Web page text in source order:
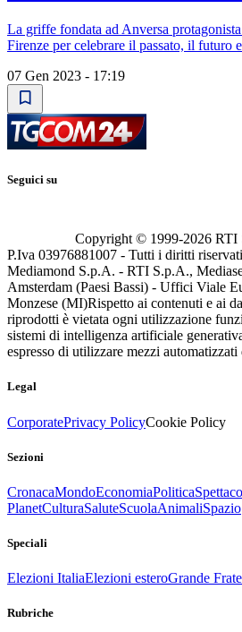
La griffe fondata ad Anversa
Firenze per celebrare il passato, il futuro
07 Gen 2023 - 17:19
Seguici su
Copyright © 1999-2026 RTI
P.Iva 03976881007 - Tutti i diritti
Mediamond S.p.A. - RTI S.p.A.,
Amsterdam (Paesi Bassi) - Uffici Viale
Monzese (MI)Rispetto ai contenuti e ai
riprodotti è vietata ogni utilizzazione
sistemi di intelligenza artificiale
espresso di utilizzare mezzi automatizzati
Legal
CorporatePrivacy PolicyCookie Policy
Sezioni
CronacaMondoEconomiaPolitica
PlanetCulturaSaluteScuolaAnimaliSpazio
Speciali
Elezioni ItaliaElezioni esteroGrande
Rubriche